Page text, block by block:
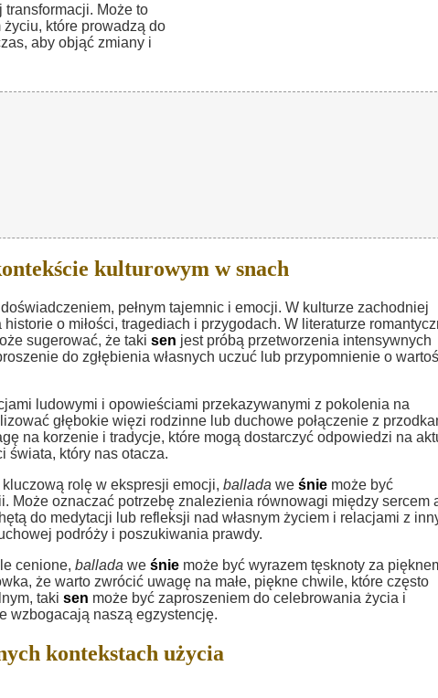
Może to
które prowadzą do
aby objąć zmiany i
kulturowym w snach
pełnym tajemnic i emocji. W kulturze zachodniej
o miłości, tragediach i przygodach. W literaturze
sugerować, że taki sen jest próbą przetworzenia intensywnych
do zgłębienia własnych uczuć lub przypomnienie o
ludowymi i opowieściami przekazywanymi z pokolenia na
głębokie więzi rodzinne lub duchowe połączenie z
na korzenie i tradycje, które mogą dostarczyć odpowiedzi na
świata, który nas otacza.
rolę w ekspresji emocji, ballada we śnie może być
oznaczać potrzebę znalezienia równowagi między sercem
do medytacji lub refleksji nad własnym życiem i relacjami z
podróży i poszukiwania prawdy.
cenione, ballada we śnie może być wyrazem tęsknoty za
że warto zwrócić uwagę na małe, piękne chwile, które często
taki sen może być zaproszeniem do celebrowania życia i
wzbogacają naszą egzystencję.
kontekstach użycia